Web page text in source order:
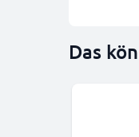
Das